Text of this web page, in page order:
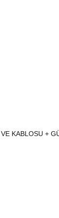
KABLOSU +